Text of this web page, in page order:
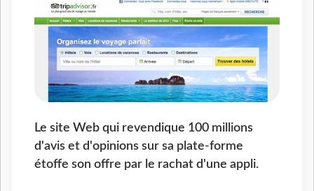
Le site Web qui revendique 100 millions
d'avis et d'opinions sur sa plate-forme
étoffe son offre par le rachat d'une appli.